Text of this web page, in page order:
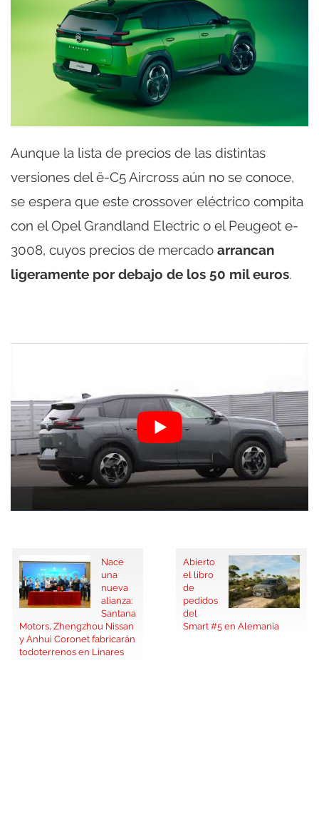
Aunque la lista de precios de las distintas
versiones del ë-C5 Aircross aún no se conoce,
se espera que este crossover eléctrico compita
con el Opel Grandland Electric o el Peugeot e-
3008, cuyos precios de mercado arrancan
ligeramente por debajo de los 50 mil euros.
Nace
una
nueva
alianza:
Santana
Motors, Zhengzhou Nissan
y Anhui Coronet fabricarán
todoterrenos en Linares
Abierto
el libro
de
pedidos
del
Smart #5 en Alemania